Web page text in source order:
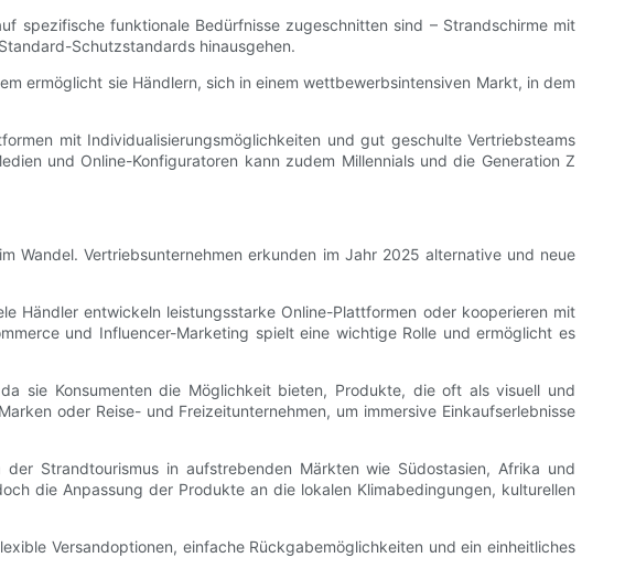
spezifische funktionale Bedürfnisse zugeschnitten sind – Strandschirme mit
Schutzstandards hinausgehen.
ermöglicht sie Händlern, sich in einem wettbewerbsintensiven Markt, in dem
mit Individualisierungsmöglichkeiten und gut geschulte Vertriebsteams
und Online-Konfiguratoren kann zudem Millennials und die Generation Z
Wandel. Vertriebsunternehmen erkunden im Jahr 2025 alternative und neue
Händler entwickeln leistungsstarke Online-Plattformen oder kooperieren mit
und Influencer-Marketing spielt eine wichtige Rolle und ermöglicht es
sie Konsumenten die Möglichkeit bieten, Produkte, die oft als visuell und
oder Reise- und Freizeitunternehmen, um immersive Einkaufserlebnisse
Strandtourismus in aufstrebenden Märkten wie Südostasien, Afrika und
die Anpassung der Produkte an die lokalen Klimabedingungen, kulturellen
Versandoptionen, einfache Rückgabemöglichkeiten und ein einheitliches